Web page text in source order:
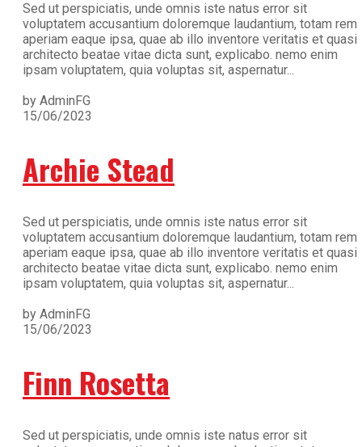
Sed ut perspiciatis, unde omnis iste natus error sit
voluptatem accusantium doloremque laudantium, totam rem
aperiam eaque ipsa, quae ab illo inventore veritatis et quasi
architecto beatae vitae dicta sunt, explicabo. nemo enim
ipsam voluptatem, quia voluptas sit, aspernatur...
by AdminFG
15/06/2023
Archie Stead
Sed ut perspiciatis, unde omnis iste natus error sit
voluptatem accusantium doloremque laudantium, totam rem
aperiam eaque ipsa, quae ab illo inventore veritatis et quasi
architecto beatae vitae dicta sunt, explicabo. nemo enim
ipsam voluptatem, quia voluptas sit, aspernatur...
by AdminFG
15/06/2023
Finn Rosetta
Sed ut perspiciatis, unde omnis iste natus error sit